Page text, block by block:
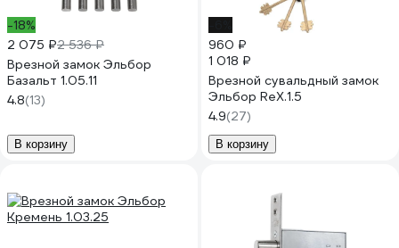
-18%
2 075 ₽2 536 ₽
Врезной замок Эльбор
Базальт 1.05.11
4.8(13)
В корзину
960 ₽
1 018 ₽
Врезной сувальдный замок
Эльбор RеХ.1.5
4.9(27)
В корзину